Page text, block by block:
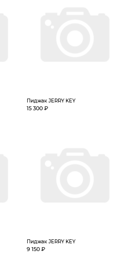
Пиджак JERRY KEY
15 300 ₽
Пиджак JERRY KEY
9 150 ₽